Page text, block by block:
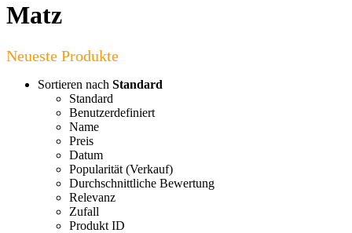
Matz
Sortieren nach Standard
Standard
Benutzerdefiniert
Name
Preis
Datum
Popularität (Verkauf)
Durchschnittliche Bewertung
Relevanz
Zufall
Produkt ID